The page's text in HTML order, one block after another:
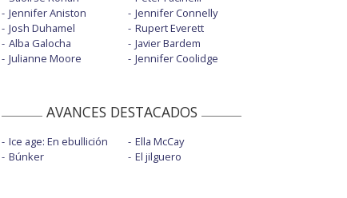
Jennifer Aniston
Josh Duhamel
Alba Galocha
Julianne Moore
Jennifer Connelly
Rupert Everett
Javier Bardem
Jennifer Coolidge
AVANCES DESTACADOS
Ice age: En ebullición
Búnker
Ella McCay
El jilguero